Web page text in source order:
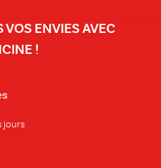
ENVIES AVEC
!
jours